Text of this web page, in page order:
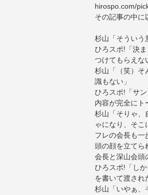
hirospo.com/
その記事の中に
杉山「そういう
ひろスポ!「決
つけてもらえな
杉山「（笑）そ
識もない」
ひろスポ!「サ
内容が完全に
杉山「そりゃ、
ゃになり、そ
フレの会長も一
頭の顔を立てら
会長と深山会頭
ひろスポ!「し
を書いて渡され
杉山「いやぁ、